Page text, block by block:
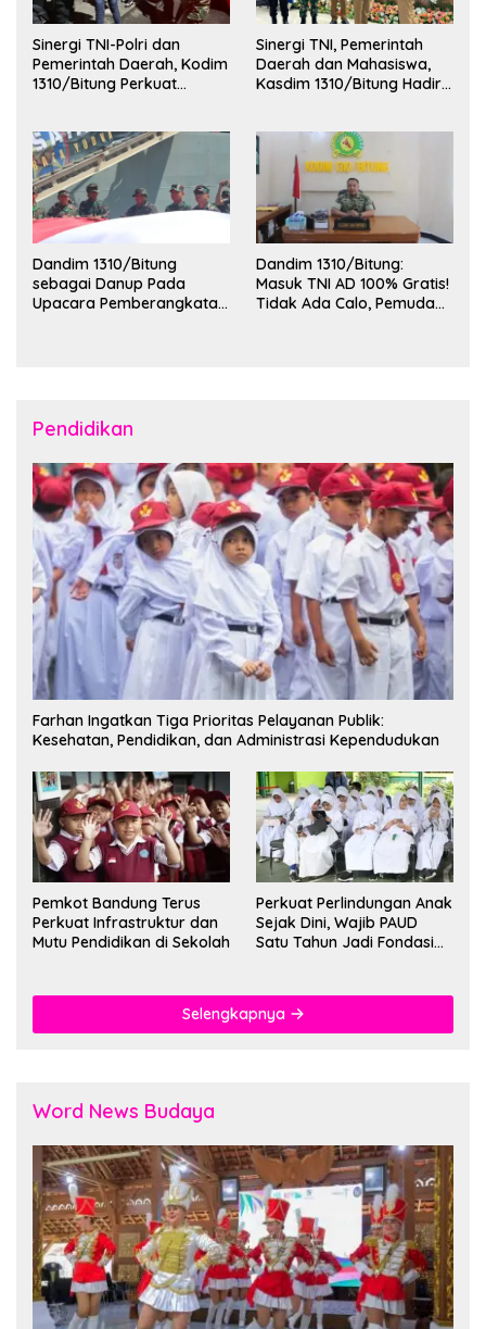
Sinergi TNI-Polri dan
Pemerintah Daerah, Kodim
1310/Bitung Perkuat
Sinergi TNI, Pemerintah
Daerah dan Mahasiswa,
Kasdim 1310/Bitung Hadiri
Kota Bitung
Dandim 1310/Bitung
sebagai Danup Pada
Upacara Pemberangkatan
Dandim 1310/Bitung:
Masuk TNI AD 100% Gratis!
Tidak Ada Calo, Pemuda
Pendidikan
Farhan Ingatkan Tiga Prioritas Pelayanan Publik:
Kesehatan, Pendidikan, dan Administrasi Kependudukan
Pemkot Bandung Terus
Perkuat Infrastruktur dan
Mutu Pendidikan di Sekolah
Perkuat Perlindungan Anak
Sejak Dini, Wajib PAUD
Satu Tahun Jadi Fondasi
Selengkapnya
Word News Budaya